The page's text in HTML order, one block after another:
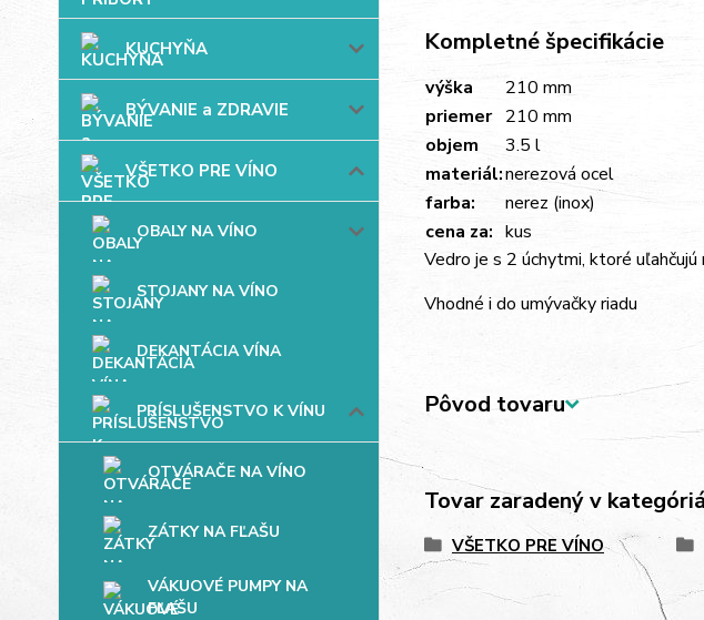
KUCHYŇA
BÝVANIE a ZDRAVIE
VŠETKO PRE VÍNO
OBALY NA VÍNO
STOJANY NA VÍNO
DEKANTÁCIA VÍNA
PRÍSLUŠENSTVO K VÍNU
OTVÁRAČE NA VÍNO
ZÁTKY NA FĽAŠU
VÁKUOVÉ PUMPY NA
FĽAŠU
Kompletné špecifikácie
výška 210 mm
priemer 210 mm
objem
3.5 l
materiál:nerezová ocel
farba:
nerez (inox)
cena za: kus
Vedro je s 2 úchytmi, ktoré uľahčujú
Vhodné i do umývačky riadu
Pôvod tovaru
Tovar zaradený v
VŠETKO PRE VÍNO